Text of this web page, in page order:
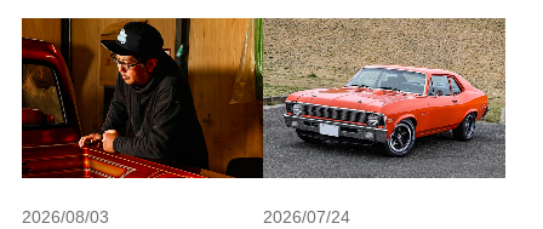
2026/08/03 2026/07/24